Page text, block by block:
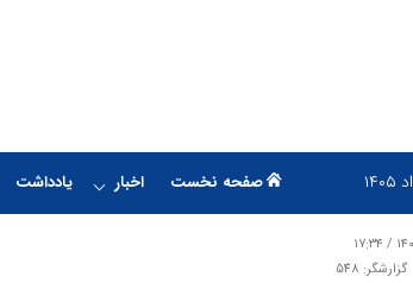
صفحه نخست اخبار یادداشت
گزارشگر: 548